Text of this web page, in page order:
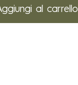
al carrello